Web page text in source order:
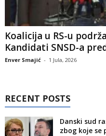
Koalicija u RS-u
Kandidati SNSD-a
Enver Smajić - 1 Jula, 2026
RECENT POSTS
Danski sud
zbog koje se